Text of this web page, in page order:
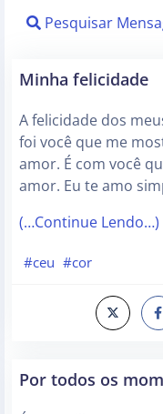
Pesquisar
Minha felicidade
A felicidade dos
foi você que me
amor. É com você
amor. Eu te amo
(…Continue Lendo…)
#ceu #cor
Por todos os